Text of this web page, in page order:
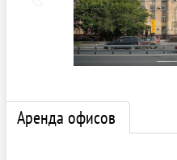
Аренда офисов